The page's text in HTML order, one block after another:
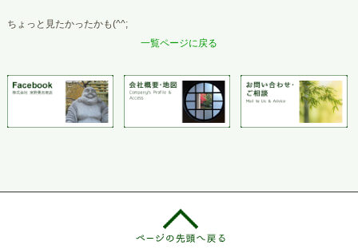
ちょっと見たかったかも(^^;
一覧ページに戻る